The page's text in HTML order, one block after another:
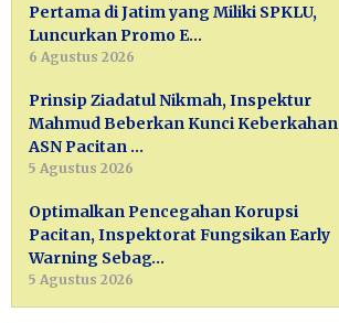
Pertama di Jatim yang Miliki SPKLU,
Luncurkan Promo E…
6 Agustus 2026
Prinsip Ziadatul Nikmah, Inspektur
Mahmud Beberkan Kunci Keberkahan
ASN Pacitan …
5 Agustus 2026
Optimalkan Pencegahan Korupsi
Pacitan, Inspektorat Fungsikan Early
Warning Sebag…
5 Agustus 2026